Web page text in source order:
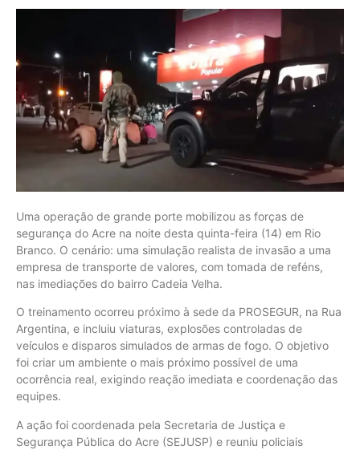
Uma operação de grande porte mobilizou as forças de
segurança do Acre na noite desta quinta-feira (14) em Rio
Branco. O cenário: uma simulação realista de invasão a uma
empresa de transporte de valores, com tomada de reféns,
nas imediações do bairro Cadeia Velha.
O treinamento ocorreu próximo à sede da PROSEGUR, na Rua
Argentina, e incluiu viaturas, explosões controladas de
veículos e disparos simulados de armas de fogo. O objetivo
foi criar um ambiente o mais próximo possível de uma
ocorrência real, exigindo reação imediata e coordenação das
equipes.
A ação foi coordenada pela Secretaria de Justiça e
Segurança Pública do Acre (SEJUSP) e reuniu policiais